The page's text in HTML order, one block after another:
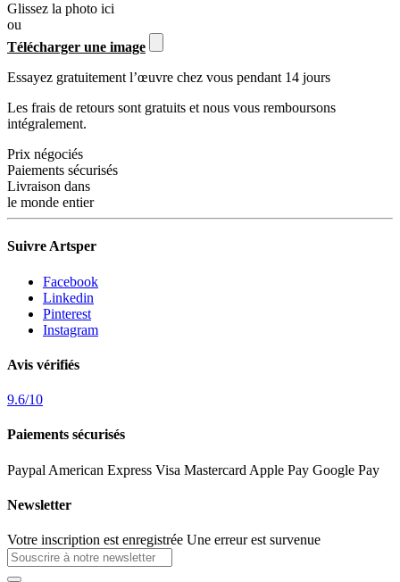
Glissez la photo ici
ou
Télécharger une image
Essayez gratuitement l’œuvre chez vous pendant 14 jours
Les frais de retours sont gratuits et nous vous remboursons
intégralement.
Prix négociés
Paiements sécurisés
Livraison dans
le monde entier
Suivre Artsper
Facebook
Linkedin
Pinterest
Instagram
Avis vérifiés
9.6/10
Paiements sécurisés
Paypal American Express Visa Mastercard Apple Pay Google Pay
Newsletter
Votre inscription est enregistrée Une erreur est survenue